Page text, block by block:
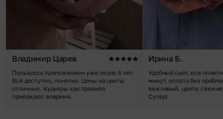
Владимир Царев
Пользуюсь приложением уже около 6 лет.
Всё доступно, понятно. Цены на цветы
отличные. Курьеры как правило
приезжают вовремя.
Ирина Б.
Удобный сайт, все
минут, оплата без
вежливый, цветы
Супер!